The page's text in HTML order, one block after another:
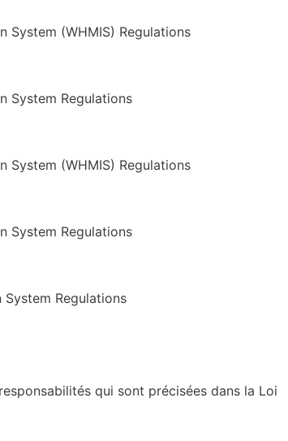
System (WHMIS) Regulations
System Regulations
System (WHMIS) Regulations
System Regulations
Regulations
qui sont précisées dans la Loi